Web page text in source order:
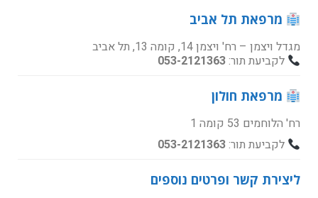
מרפאת תל אביב
מגדל ויצמן – רח' ויצמן 14, קומה 13, תל אביב
לקביעת תור:053-2121363
מרפאת חולון
רח' הלוחמים 53 קומה 1
לקביעת תור:053-2121363
ליצירת קשר ופרטים נוספים